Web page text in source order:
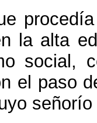
la alta
social,
el paso